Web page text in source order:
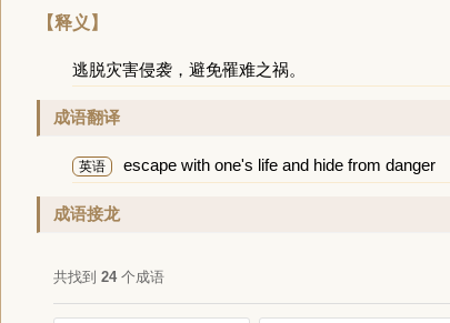
【释义】
逃脱灾害侵袭，避免罹难之祸。
成语翻译
英语 escape with one's life and hide from danger
成语接龙
共找到 24个成语